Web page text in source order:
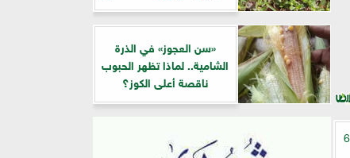
أسعار الذهب في مصر اليوم الثلاثاء 2 - 6
«سن العجوز» في الذرة
الشامية.. لماذا تظهر الحبوب
ناقصة أعلى الكوز؟